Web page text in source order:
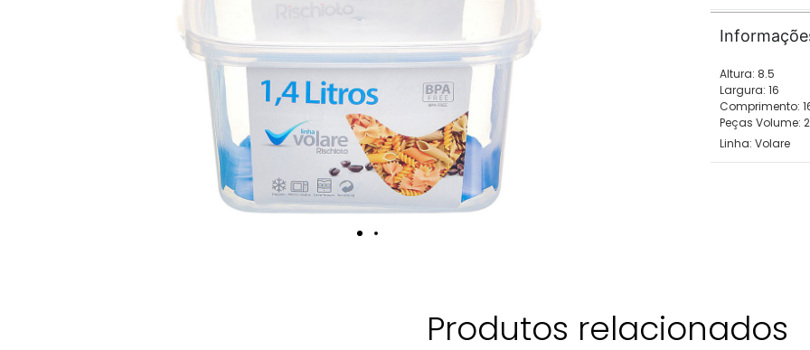
Altura: 8.5
Largura: 16
Comprimento:
Peças Volume:
Linha:Volare
Produtos relacionados